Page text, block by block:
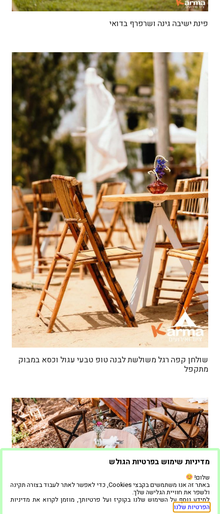
פינת ישיבה גינה ושרפרף בדואי
שולחן קפה רגל משולשת לבנה טופ טבעי עגול וכסא במבוק
מתקפל
מדיניות שימוש בפרטיות הגולש
שלום!
באתר זה אנו משתמשים בקבצי Cookies, כדי לאפשר לאתר לעבוד בצורה תקינה
ולשפר את חוויית הגלישה שלך.
למידע נוסף על השימוש שלנו בקוקיז ועל פרטיותך, מוזמן לקרוא את מדיניות
הפרטיות שלנו